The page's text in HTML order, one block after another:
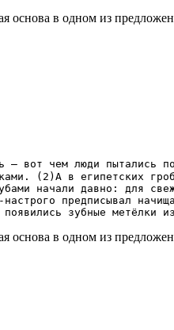
основа в одном из
— вот чем люди пытались
(2)А в египетских
начали давно: для
предписывал
зубные метёлки
основа в одном из